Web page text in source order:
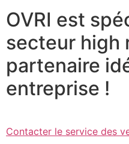
OVRI est
secteur high
partenaire
entreprise !
Contacter le service des